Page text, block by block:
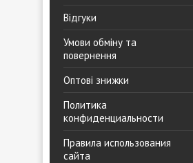
Відгуки
Умови обміну та
повернення
Оптові знижки
Политика
конфиденциальности
Правила использования
сайта